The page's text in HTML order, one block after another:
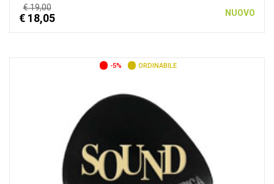
€ 19,00
€ 18,05 NUOVO
-5% ORDINABILE